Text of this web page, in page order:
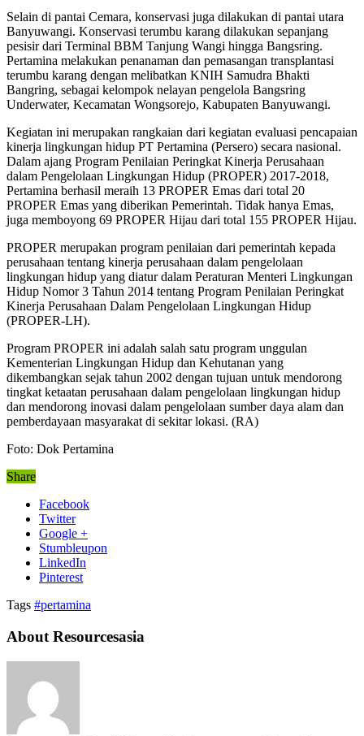
Selain di pantai Cemara, konservasi juga dilakukan di pantai utara
Banyuwangi. Konservasi terumbu karang dilakukan sepanjang
pesisir dari Terminal BBM Tanjung Wangi hingga Bangsring.
Pertamina melakukan penanaman dan pemasangan transplantasi
terumbu karang dengan melibatkan KNIH Samudra Bhakti
Bangring, sebagai kelompok nelayan pengelola Bangsring
Underwater, Kecamatan Wongsorejo, Kabupaten Banyuwangi.
Kegiatan ini merupakan rangkaian dari kegiatan evaluasi pencapaian
kinerja lingkungan hidup PT Pertamina (Persero) secara nasional.
Dalam ajang Program Penilaian Peringkat Kinerja Perusahaan
dalam Pengelolaan Lingkungan Hidup (PROPER) 2017-2018,
Pertamina berhasil meraih 13 PROPER Emas dari total 20
PROPER Emas yang diberikan Pemerintah. Tidak hanya Emas,
juga memboyong 69 PROPER Hijau dari total 155 PROPER Hijau.
PROPER merupakan program penilaian dari pemerintah kepada
perusahaan tentang kinerja perusahaan dalam pengelolaan
lingkungan hidup yang diatur dalam Peraturan Menteri Lingkungan
Hidup Nomor 3 Tahun 2014 tentang Program Penilaian Peringkat
Kinerja Perusahaan Dalam Pengelolaan Lingkungan Hidup
(PROPER-LH).
Program PROPER ini adalah salah satu program unggulan
Kementerian Lingkungan Hidup dan Kehutanan yang
dikembangkan sejak tahun 2002 dengan tujuan untuk mendorong
tingkat ketaatan perusahaan dalam pengelolaan lingkungan hidup
dan mendorong inovasi dalam pengelolaan sumber daya alam dan
pemberdayaan masyarakat di sekitar lokasi. (RA)
Foto: Dok Pertamina
Share
Facebook
Twitter
Google +
Stumbleupon
LinkedIn
Pinterest
Tags #pertamina
About Resourcesasia